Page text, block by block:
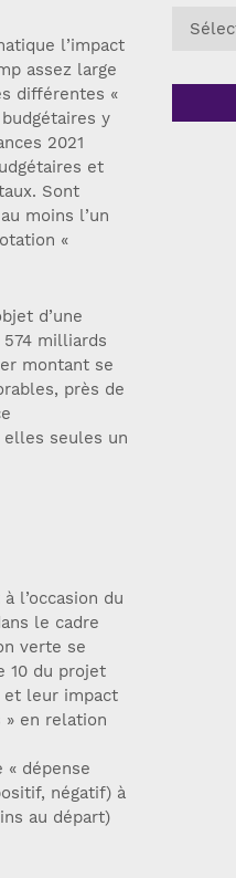
l’impact
assez large
différentes «
y
2021
et
Sont
moins l’un
«
d’une
milliards
montant se
près de
elles seules un
l’occasion du
le cadre
verte se
10 du projet
et leur impact
en relation
« dépense
négatif) à
au départ)